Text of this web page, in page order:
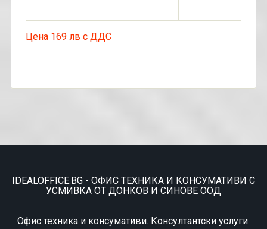
Цена 169 лв с ДДС
IDEALOFFICE.BG - ОФИС ТЕХНИКА И КОНСУМАТИВИ С
УСМИВКА ОТ ДОНКОВ И СИНОВЕ ООД
Офис техника и консумативи. Консултантски услуги.